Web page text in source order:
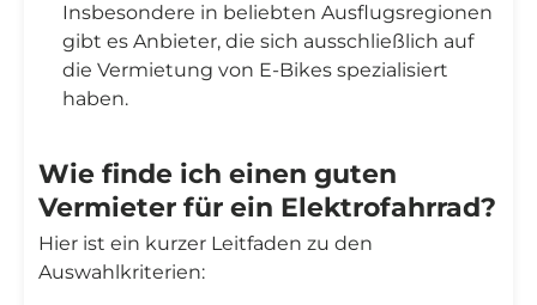
Insbesondere in beliebten Ausflugsregionen
gibt es Anbieter, die sich ausschließlich auf
die Vermietung von E-Bikes spezialisiert
haben.
Wie finde ich einen guten
Vermieter für ein Elektrofahrrad?
Hier ist ein kurzer Leitfaden zu den
Auswahlkriterien: